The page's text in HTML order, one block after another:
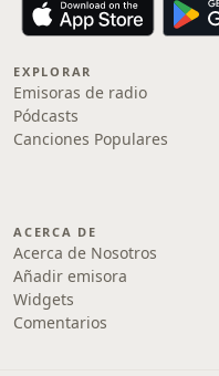
EXPLORAR
Emisoras de radio
Pódcasts
Canciones Populares
ACERCA DE
Acerca de Nosotros
Añadir emisora
Widgets
Comentarios